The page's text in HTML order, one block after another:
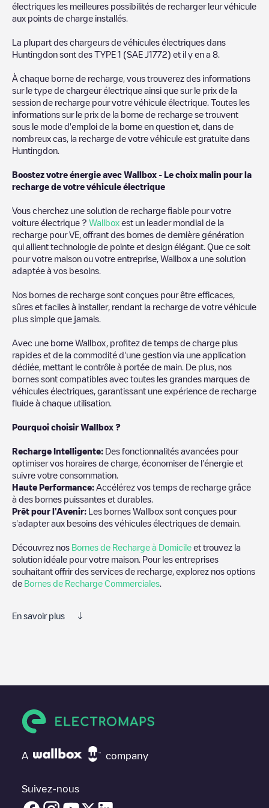
électriques les meilleures possibilités de recharger leur véhicule
aux points de charge installés.
La plupart des chargeurs de véhicules électriques dans
Huntingdon sont des TYPE 1 (SAE J1772) et il y en a 8
À chaque borne de recharge, vous trouverez des informations
sur le type de chargeur électrique ainsi que sur le prix de la
session de recharge pour votre véhicule électrique. Toutes les
informations sur le prix de la borne de recharge se trouvent
sous le mode d'emploi de la borne en question et, dans de
nombreux cas, la recharge de votre véhicule est gratuite dans
Huntingdon
Boostez votre énergie avec Wallbox - Le choix malin pour la
recharge de votre véhicule électrique
Vous cherchez une solution de recharge fiable pour votre
voiture électrique ? Wallbox est un leader mondial de la
recharge pour VE, offrant des bornes de dernière génération
qui allient technologie de pointe et design élégant. Que ce soit
pour votre maison ou votre entreprise, Wallbox a une solution
adaptée à vos besoins.
Nos bornes de recharge sont conçues pour être efficaces,
sûres et faciles à installer, rendant la recharge de votre véhicule
plus simple que jamais.
Avec une borne Wallbox, profitez de temps de charge plus
rapides et de la commodité d'une gestion via une application
dédiée, mettant le contrôle à portée de main. De plus, nos
bornes sont compatibles avec toutes les grandes marques de
véhicules électriques, garantissant une expérience de recharge
fluide à chaque utilisation.
Pourquoi choisir Wallbox ?
Recharge Intelligente: Des fonctionnalités avancées pour
optimiser vos horaires de charge, économiser de l'énergie et
suivre votre consommation.
Haute Performance: Accélérez vos temps de recharge grâce
à des bornes puissantes et durables.
Prêt pour l'Avenir: Les bornes Wallbox sont conçues pour
s'adapter aux besoins des véhicules électriques de demain.
Découvrez nos Bornes de Recharge à Domicile et trouvez la
solution idéale pour votre maison. Pour les entreprises
souhaitant offrir des services de recharge, explorez nos options
de Bornes de Recharge Commerciales
En savoir plus
charge et fournissent des informations utiles pour créer la
meilleure expérience possible pour les conducteurs de véhicules
Les avis des conducteurs de véhicules électriques sont très
les plus appropriées selon la communauté des conducteurs de
Huntingdon.N'hésitez donc pas à laisser votre évaluation de
A company
Suivez-nous